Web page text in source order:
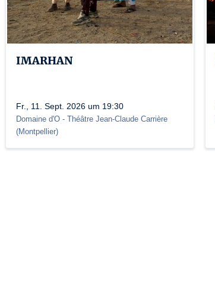
IMARHAN
Fr., 11. Sept. 2026 um 19:30
Domaine d'O - Théâtre Jean-Claude Carrière
(Montpellier)